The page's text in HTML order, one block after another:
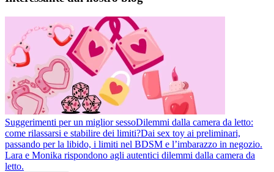
Suggerimenti per un miglior sessoDilemmi dalla camera da letto:
come rilassarsi e stabilire dei limiti?Dai sex toy ai preliminari,
passando per la libido, i limiti nel BDSM e l’imbarazzo in negozio.
Lara e Monika rispondono agli autentici dilemmi dalla camera da
letto.